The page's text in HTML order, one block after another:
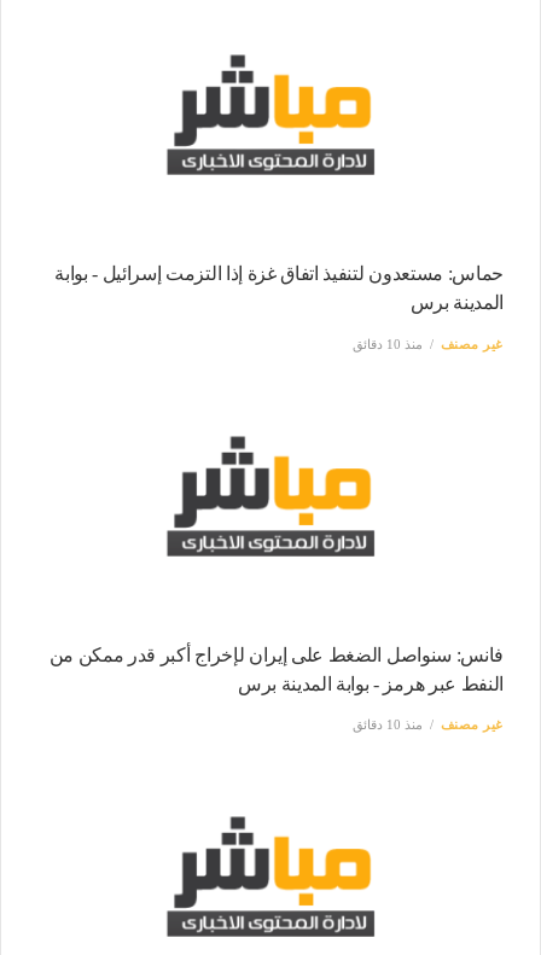
حماس: مستعدون لتنفيذ اتفاق غزة إذا التزمت إسرائيل - بوابة
المدينة برس
غير مصنف منذ 10 دقائق
فانس: سنواصل الضغط على إيران لإخراج أكبر قدر ممكن من
النفط عبر هرمز - بوابة المدينة برس
غير مصنف منذ 10 دقائق